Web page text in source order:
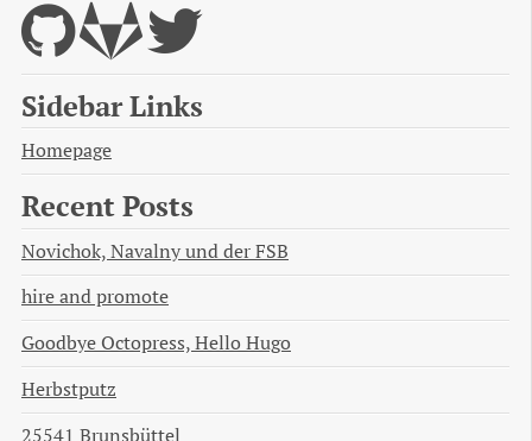
Sidebar Links
Homepage
Recent Posts
Novichok, Navalny und der FSB
hire and promote
Goodbye Octopress, Hello Hugo
Herbstputz
25541 Brunsbüttel